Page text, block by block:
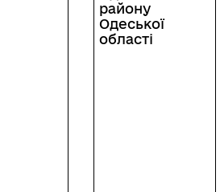
району
Одеської
області